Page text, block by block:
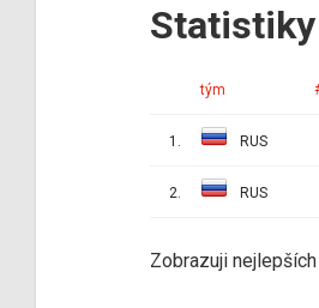
Statistiky
tým
1. RUS
2. RUS
Zobrazuji nejlepších